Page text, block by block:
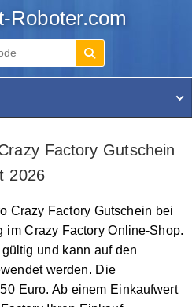
Roboter.com
Factory Gutschein
2026
Crazy Factory Gutschein bei
im Crazy Factory Online-Shop.
und kann auf den
werden. Die
Euro. Ab einem Einkaufwert